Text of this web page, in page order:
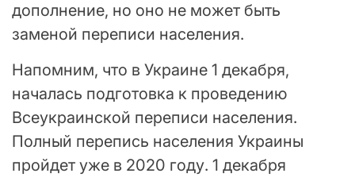
дополнение, но оно не может быть
заменой переписи населения.
Напомним, что в Украине 1 декабря,
началась подготовка к проведению
Всеукраинской переписи населения.
Полный перепись населения Украины
пройдет уже в 2020 году. 1 декабря